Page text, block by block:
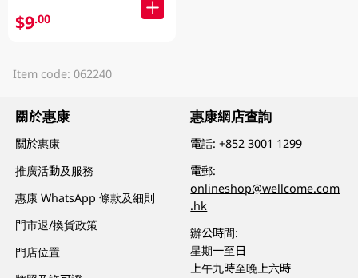
$9.00
Item code: 062240
關於惠康
關於惠康
推廣活動及服務
惠康 WhatsApp 條款及細則
門市退/換貨政策
門店位置
惠康網店查詢
電話:+852 3001 1299
電郵:
onlineshop@wellcome.com
.hk
辦公時間:
星期一至日
上午九時至晚上六時